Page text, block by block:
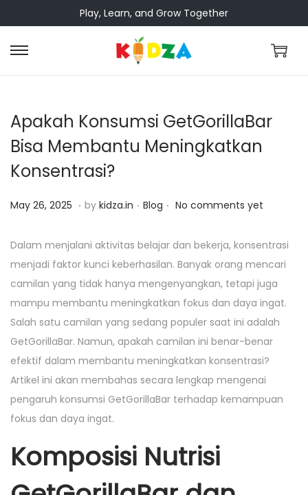
Play, Learn, and Grow Together
Apakah Konsumsi GetGorillaBar
Bisa Membantu Meningkatkan
Konsentrasi?
Posted on
May 26, 2025 M
y
2
6
,
2
0
2
6
. by kidza.in . Posted in
Blog . No comments yet
Dalam menjalani aktivitas belajar dan bekerja, konsentrasi
menjadi faktor kunci keberhasilan. Banyak orang mencari
camilan yang tidak hanya mengenyangkan, tetapi juga
mampu membantu meningkatkan fokus dan daya ingat.
Salah satu camilan yang sedang populer saat ini adalah
GetGorillaBar. Namun, apakah camilan ini benar-benar
efektif dalam membantu meningkatkan konsentrasi?
Artikel ini akan membahas secara lengkap mengenai
pengaruh konsumsi GetGorillaBar terhadap kemampuan
fokus dan daya ingat.
Komposisi Nutrisi